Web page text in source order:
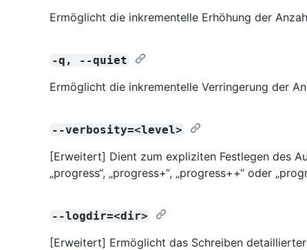
Ermöglicht die inkrementelle Erhöhung der
-q, --quiet
Ermöglicht die inkrementelle Verringerung der
--verbosity=<level>
[Erweitert] Dient zum expliziten Festlegen des
„progress“, „progress+“, „progress++“ oder
--logdir=<dir>
[Erweitert] Ermöglicht das Schreiben